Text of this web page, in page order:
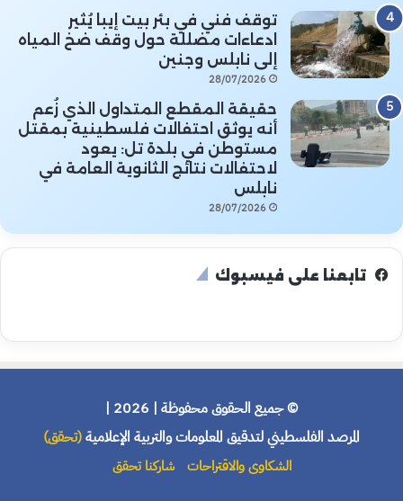
توقف فني في بئر بيت إيبا يُثير
ادعاءات مضللة حول وقف ضخ المياه
إلى نابلس وجنين
28/07/2026
حقيقة المقطع المتداول الذي زُعم
أنه يوثق احتفالات فلسطينية بمقتل
مستوطن في بلدة تل: يعود
لاحتفالات نتائج الثانوية العامة في
نابلس
28/07/2026
تابعنا على فيسبوك
© جميع الحقوق محفوظة | 2026 |
المرصد الفلسطيني لتدقيق المعلومات والتربية الإعلامية(تحقق)
الشكاوى والاقتراحات شاركنا تحقق